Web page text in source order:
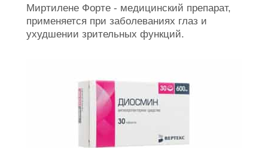
Миртилене Форте - медицинский препарат,
применяется при заболеваниях глаз и
ухудшении зрительных функций.